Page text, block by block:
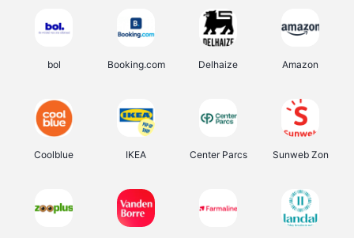
bol Booking.com Delhaize Amazon
Coolblue IKEA Center Parcs Sunweb Zon